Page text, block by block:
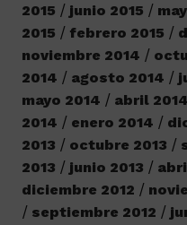
2015
junio 2015
2015
febrero 2015
noviembre 2014
2014
agosto 2014
mayo 2014
abril 2014
2014
enero 2014
2013
octubre 2013
2013
junio 2013
diciembre 2012
septiembre 2012